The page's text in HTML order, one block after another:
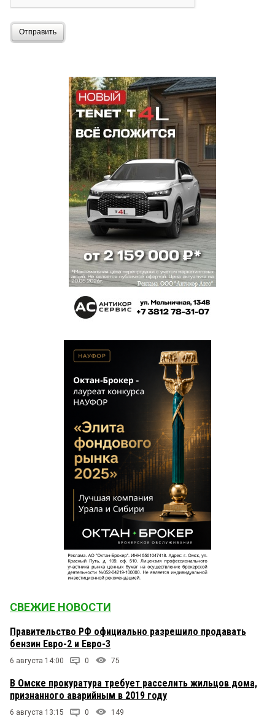
Отправить
СВЕЖИЕ НОВОСТИ
Правительство РФ официально разрешило продавать
бензин Евро-2 и Евро-3
6 августа 14:00 0 75
В Омске прокуратура требует расселить жильцов дома,
признанного аварийным в 2019 году
6 августа 13:15 0 149